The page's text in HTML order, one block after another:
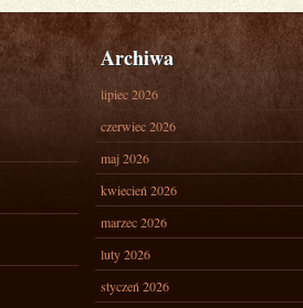
Archiwa
lipiec 2026
czerwiec 2026
maj 2026
kwiecień 2026
marzec 2026
luty 2026
styczeń 2026